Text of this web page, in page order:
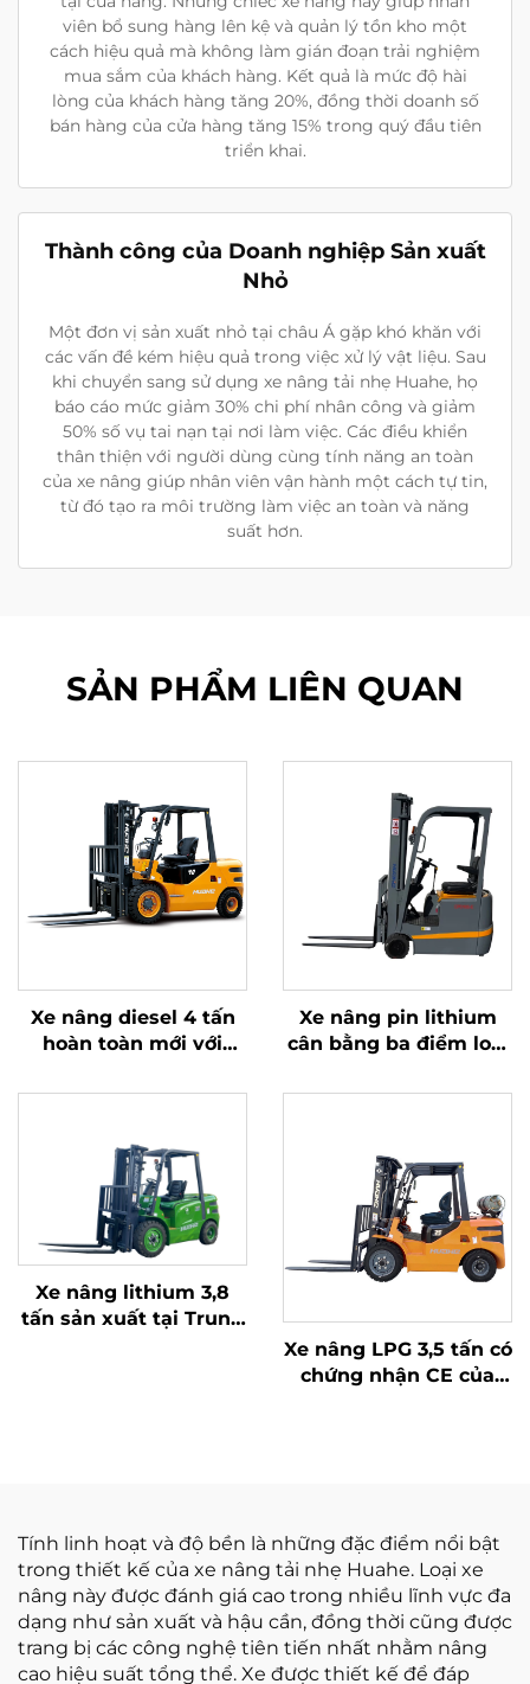
viên bổ sung hàng lên kệ và quản lý tồn kho một
cách hiệu quả mà không làm gián đoạn trải nghiệm
mua sắm của khách hàng. Kết quả là mức độ hài
lòng của khách hàng tăng 20%, đồng thời doanh số
bán hàng của cửa hàng tăng 15% trong quý đầu tiên
triển khai.
Thành công của Doanh nghiệp Sản xuất
Nhỏ
Một đơn vị sản xuất nhỏ tại châu Á gặp khó khăn với
các vấn đề kém hiệu quả trong việc xử lý vật liệu. Sau
khi chuyển sang sử dụng xe nâng tải nhẹ Huahe, họ
báo cáo mức giảm 30% chi phí nhân công và giảm
50% số vụ tai nạn tại nơi làm việc. Các điều khiển
thân thiện với người dùng cùng tính năng an toàn
của xe nâng giúp nhân viên vận hành một cách tự tin,
từ đó tạo ra môi trường làm việc an toàn và năng
suất hơn.
SẢN PHẨM LIÊN QUAN
Xe nâng diesel 4 tấn
hoàn toàn mới với
Bản chất lượng cao
Xe nâng pin lithium
cân bằng ba điểm loại
Trung Quốc, giá cả
Xe nâng lithium 3,8
tấn sản xuất tại Trung
Xe nâng LPG 3,5 tấn có
chứng nhận CE của
Tính linh hoạt và độ bền là những đặc điểm nổi bật
trong thiết kế của xe nâng tải nhẹ Huahe. Loại xe
nâng này được đánh giá cao trong nhiều lĩnh vực đa
dạng như sản xuất và hậu cần, đồng thời cũng được
trang bị các công nghệ tiên tiến nhất nhằm nâng
cao hiệu suất tổng thể. Xe được thiết kế để đáp